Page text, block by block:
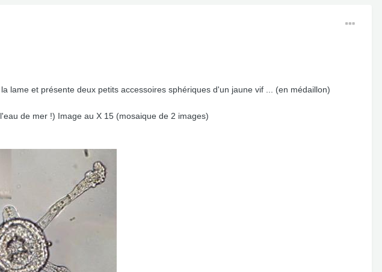
lame et présente deux petits accessoires sphériques d'un jaune vif ... (en médaillon)
de mer !) Image au X 15 (mosaique de 2 images)